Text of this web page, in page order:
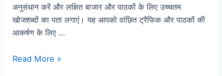
अनुसंधान करें और लक्षित बाजार और पाठकों के लिए उच्चतम
खोजशब्दों का पता लगाएं। यह आपको वांछित ट्रैफिक और पाठकों की
आकर्षण के लिए …
Read More »